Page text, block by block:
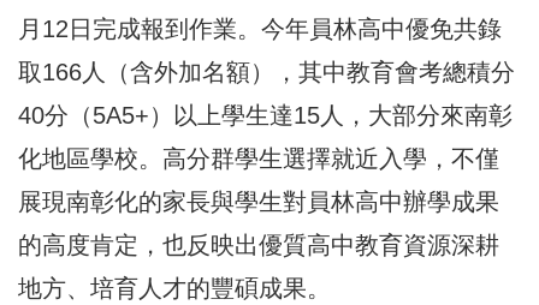
月12日完成報到作業。今年員林高中優免共錄
取166人（含外加名額），其中教育會考總積分
40分（5A5+）以上學生達15人，大部分來南彰
化地區學校。高分群學生選擇就近入學，不僅
展現南彰化的家長與學生對員林高中辦學成果
的高度肯定，也反映出優質高中教育資源深耕
地方、培育人才的豐碩成果。